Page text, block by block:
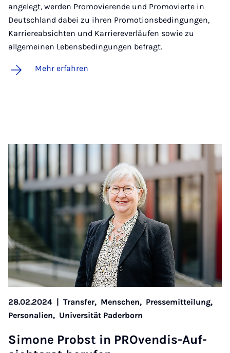
angelegt, werden Promovierende und Promovierte in
Deutschland dabei zu ihren Promotionsbedingungen,
Karriereabsichten und Karriereverläufen sowie zu
allgemeinen Lebensbedingungen befragt.
Mehr erfahren
28.02.2024 | Transfer, Menschen, Pressemitteilung,
Personalien, Universität Paderborn
Si­mo­ne Probst in PRO­ven­dis-Auf­